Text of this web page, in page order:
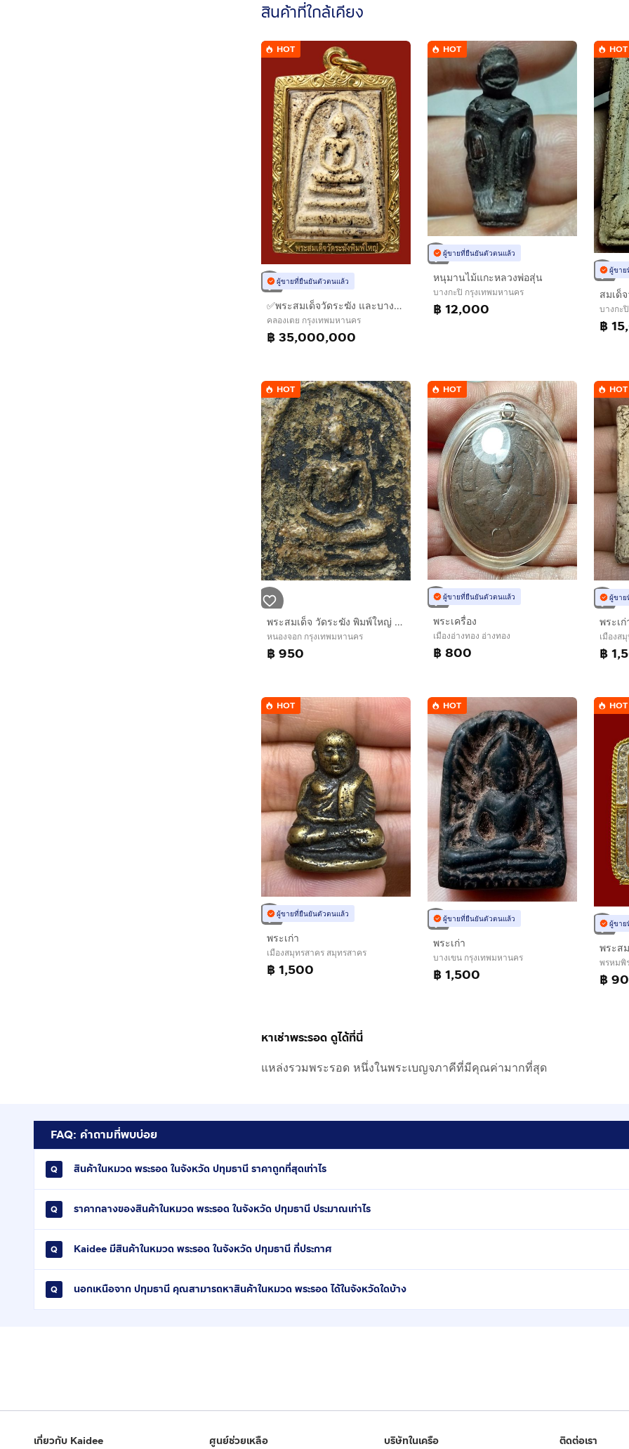
สินค้าที่ใกล้เคียง
HOT
ผู้ขายที่ยืนยันตัวตนแล้ว
✅พระสมเด็จวัดระฆัง และบางขุนพรหม AA896990
คลองเตย กรุงเทพมหานคร
฿ 35,000,000
HOT
ผู้ขายที่ยืนยันตัวตนแล้ว
หนุมานไม้แกะหลวงพ่อสุ่น
บางกะปิ กรุงเทพมหานคร
฿ 12,000
HOT
ผู้ขาย
สมเด็
บางกะ
฿
HOT
พระสมเด็จ วัดระฆัง พิมพ์ใหญ่ ผุๆ
หนองจอก กรุงเทพมหานคร
฿ 950
HOT
ผู้ขายที่ยืนยันตัวตนแล้ว
พระเครื่อง
เมืองอ่างทอง อ่างทอง
฿ 800
HOT
ผู้ขาย
พระเก่
เมืองส
฿
HOT
ผู้ขายที่ยืนยันตัวตนแล้ว
พระเก่า
เมืองสมุทรสาคร สมุทรสาคร
฿ 1,500
HOT
ผู้ขายที่ยืนยันตัวตนแล้ว
พระเก่า
บางเขน กรุงเทพมหานคร
฿ 1,500
HOT
ผู้ขาย
พรหมพิ
฿
หาเช่าพระรอด ดูได้ที่นี่
แหล่งรวมพระรอด หนึ่งในพระเบญจภาคีที่มีคุณค่ามากที่สุด
FAQ: คำถามที่พบบ่อย
สินค้าในหมวด พระรอด ในจังหวัด ปทุมธานี ราคาถูกที่สุดเท่าไร
ราคากลางของสินค้าในหมวด พระรอด ในจังหวัด ปทุมธานี ประมาณเท่าไร
Kaidee มีสินค้าในหมวด พระรอด ในจังหวัด ปทุมธานี กี่ประกาศ
นอกเหนือจาก ปทุมธานี คุณสามารถหาสินค้าในหมวด พระรอด ได้ในจังหวัดใดบ้าง
เกี่ยวกับ Kaidee ศูนย์ช่วยเหลือ บริษัทในเครือ ติดต่อเรา